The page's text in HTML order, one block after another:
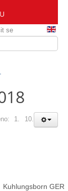
se
1. 10.
Kuhlungsborn GER